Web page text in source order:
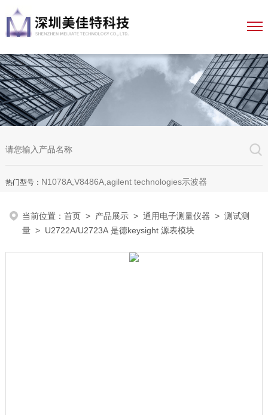
热门型号： N1078A,V8486A,agilent technologies示波器
当前位置：首页 > 产品展示 >通用电子测量仪器 >测试测
量 > U2722A/U2723A 是德keysight 源表模块